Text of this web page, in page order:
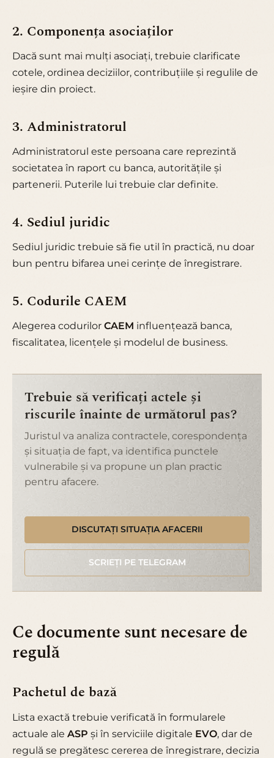
2. Componența asociaților
Dacă sunt mai mulți asociați, trebuie clarificate
cotele, ordinea deciziilor, contribuțiile și regulile de
ieșire din proiect.
3. Administratorul
Administratorul este persoana care reprezintă
societatea în raport cu banca, autoritățile și
partenerii. Puterile lui trebuie clar definite.
4. Sediul juridic
Sediul juridic trebuie să fie util în practică, nu doar
bun pentru bifarea unei cerințe de înregistrare.
5. Codurile CAEM
Alegerea codurilor CAEM influențează banca,
fiscalitatea, licențele și modelul de business.
Trebuie să verificați actele și
riscurile înainte de următorul pas?
Juristul va analiza contractele, corespondența
și situația de fapt, va identifica punctele
vulnerabile și va propune un plan practic
pentru afacere.
DISCUTAȚI SITUAȚIA AFACERII
SCRIEȚI PE TELEGRAM
Ce documente sunt necesare de
regulă
Pachetul de bază
Lista exactă trebuie verificată în formularele
actuale ale ASP și în serviciile digitale EVO, dar de
regulă se pregătesc cererea de înregistrare, decizia